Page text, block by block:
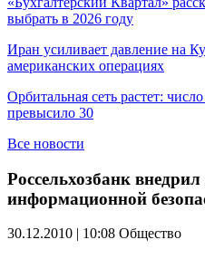
выбрать в 2026 году
Иран усиливает давление на
американских операциях
Орбитальная сеть растет:
превысило 30
Все новости
Россельхозбанк
информационной
30.12.2010 | 10:08 Общество